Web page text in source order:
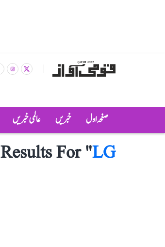
صفحہ اول خبریں عالمی خبریں
Results For "LG